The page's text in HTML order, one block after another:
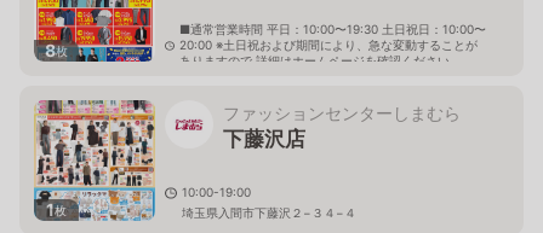
8枚
■通常営業時間 平日：10:00〜19:30 土日祝日：10:00〜
20:00 ※土日祝および期間により、急な変動することが
ありますので 詳細はホームページを確認ください
1枚
ファッションセンターしまむら
下藤沢店
10:00-19:00
埼玉県入間市下藤沢２−３４−４